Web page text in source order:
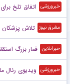
خبرورزشی اتفاق تلخ
مشرق نیوز تلاش پزشکان
خبرانلاین قمار بزرگ
خبرورزشی ویدیوی رئال